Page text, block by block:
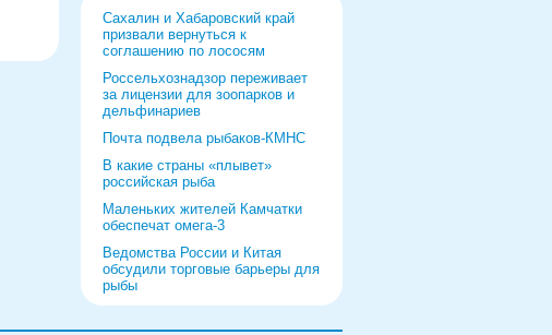
Сахалин и Хабаровский край
призвали вернуться к
соглашению по лососям
Россельхознадзор переживает
за лицензии для зоопарков и
дельфинариев
Почта подвела рыбаков-КМНС
В какие страны «плывет»
российская рыба
Маленьких жителей Камчатки
обеспечат омега-3
Ведомства России и Китая
обсудили торговые барьеры для
рыбы
форуму и выставке в Питере